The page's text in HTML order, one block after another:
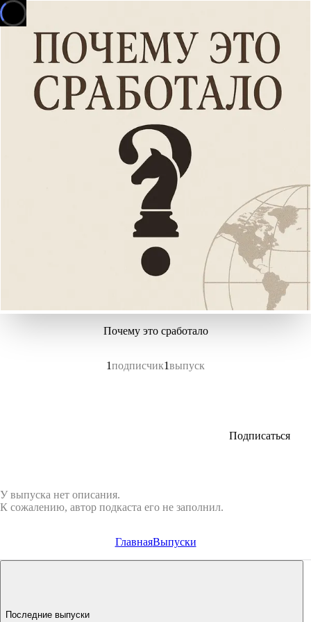
Почему это сработало
1подписчик1выпуск
Подписаться
У выпуска нет описания.
К сожалению, автор подкаста его не заполнил.
ГлавнаяВыпуски
Последние выпуски